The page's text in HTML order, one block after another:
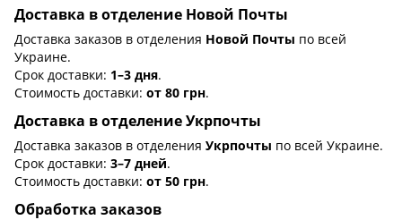
Доставка в отделение Новой Почты
Доставка заказов в отделения Новой Почты по всей
Украине.
Срок доставки: 1–3 дня.
Стоимость доставки: от 80 грн.
Доставка в отделение Укрпочты
Доставка заказов в отделения Укрпочты по всей Украине.
Срок доставки: 3–7 дней.
Стоимость доставки: от 50 грн.
Обработка заказов